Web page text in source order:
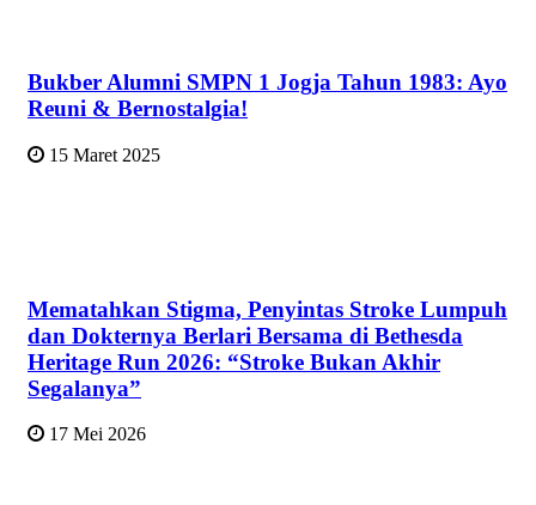
Bukber Alumni SMPN 1 Jogja Tahun 1983: Ayo
Reuni & Bernostalgia!
15 Maret 2025
Mematahkan Stigma, Penyintas Stroke Lumpuh
dan Dokternya Berlari Bersama di Bethesda
Heritage Run 2026: “Stroke Bukan Akhir
Segalanya”
17 Mei 2026